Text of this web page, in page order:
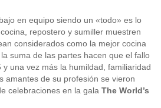
en equipo siendo un «todo» es lo
repostero y sumiller muestren
considerados como la mejor cocina
suma de las partes hacen que el fallo
una vez más la humildad, familiaridad
amantes de su profesión se vieron
celebraciones en la gala The World’s